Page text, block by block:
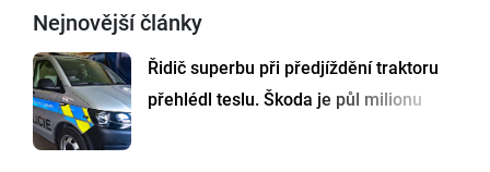
Nejnovější články
Řidič superbu při předjíždění traktoru
přehlédl teslu. Škoda je půl milionu